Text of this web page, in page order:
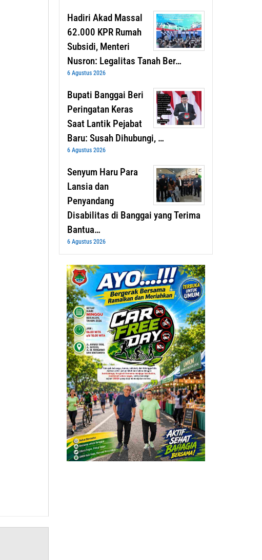
Hadiri Akad Massal
62.000 KPR Rumah
Subsidi, Menteri
Nusron: Legalitas Tanah Ber…
6 Agustus 2026
Bupati Banggai Beri
Peringatan Keras
Saat Lantik Pejabat
Baru: Susah Dihubungi, …
6 Agustus 2026
Senyum Haru Para
Lansia dan
Penyandang
Disabilitas di Banggai yang Terima
Bantua…
6 Agustus 2026